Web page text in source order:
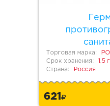
Торговая марка:
Срок хранения:
1,5
Страна:
Россия
621